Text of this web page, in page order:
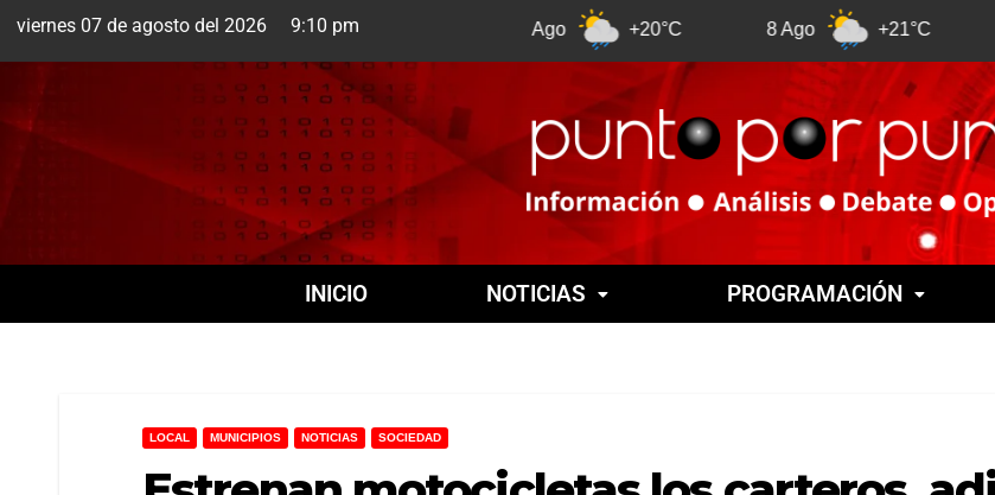
viernes 07 de agosto del 2026 9:10 pm
Cuernavaca +20°C 8 Ago +21°C 9 Ago
INICIO NOTICIAS PROGRAMACIÓN
LOCAL MUNICIPIOS NOTICIAS SOCIEDAD